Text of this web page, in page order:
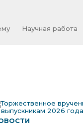
Научная работа